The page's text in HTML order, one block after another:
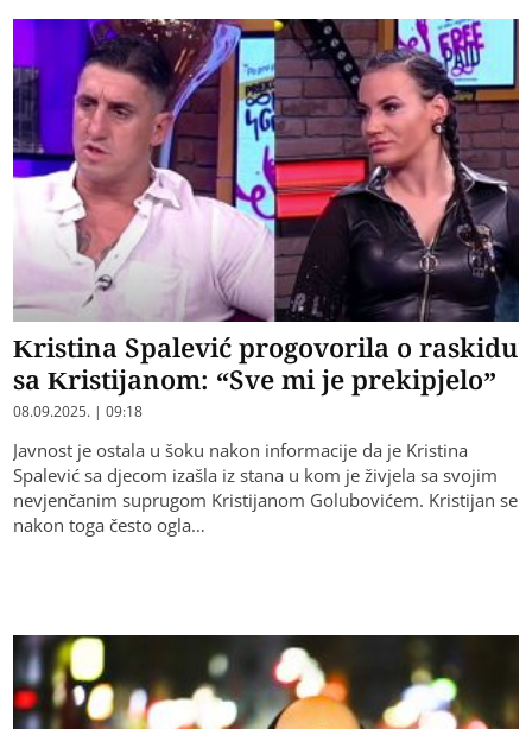
Kristina Spalević progovorila o raskidu
sa Kristijanom: “Sve mi je prekipjelo”
08.09.2025. | 09:18
Javnost je ostala u šoku nakon informacije da je Kristina
Spalević sa djecom izašla iz stana u kom je živjela sa svojim
nevjenčanim suprugom Kristijanom Golubovićem. Kristijan se
nakon toga često ogla…